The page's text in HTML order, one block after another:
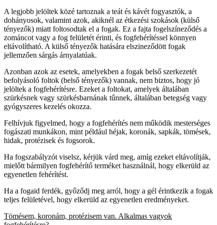
A legjobb jelöltek közé tartoznak a teát és kávét fogyasztók, a
dohányosok, valamint azok, akiknél az étkezési szokások (külső
tényezők) miatt foltosodtak el a fogak. Ez a fajta fogelszíneződés a
zománcot vagy a fog felületét érinti, és fogfehérítéssel könnyen
eltávolítható. A külső tényezők hatására elszineződött fogak
jellemzően sárgás árnyalatúak.
Azonban azok az esetek, amelyekben a fogak belső szerkezetét
befolyásoló foltok (belső tényezők) vannak, nem biztos, hogy jó
jelöltek a fogfehérítésre. Ezeket a foltokat, amelyek általában
szürkésnek vagy szürkésbarnának tűnnek, általában betegség vagy
gyógyszeres kezelés okozza.
Felhívjuk figyelmed, hogy a fogfehérítés nem működik mesterséges
fogászati ​​munkákon, mint például héjak, koronák, sapkák, tömések,
hidak, protézisek és fogsorok.
Ha fogszabályzót viselsz, kérjük várd meg, amíg ezeket eltávolítják,
mielőtt bármilyen fogfehérítő terméket használnál, hogy elkerüld az
egyenetlen fehérítést.
Ha a fogaid ferdék, győződj meg arról, hogy a gél érintkezik a fogak
teljes felületével, hogy elkerüld az egyenetlen eredményeket.
Tömésem, koronám, protézisem van. Alkalmas vagyok